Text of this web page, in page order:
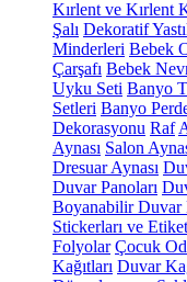
Kırlent ve Kırlent
Şalı Dekoratif
Minderleri Bebek
Çarşafı Bebek
Uyku Seti Banyo
Setleri Banyo
Dekorasyonu Raf
Aynası Salon
Dresuar Aynası
Duvar Panoları
Boyanabilir Duvar
Stickerları ve
Folyolar Çocuk
Kağıtları Duvar